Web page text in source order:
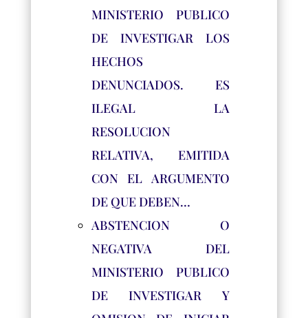
MINISTERIO PUBLICO
DE INVESTIGAR LOS
HECHOS
DENUNCIADOS. ES
ILEGAL LA
RESOLUCION
RELATIVA, EMITIDA
CON EL ARGUMENTO
DE QUE DEBEN…
ABSTENCION O
NEGATIVA DEL
MINISTERIO PUBLICO
DE INVESTIGAR Y